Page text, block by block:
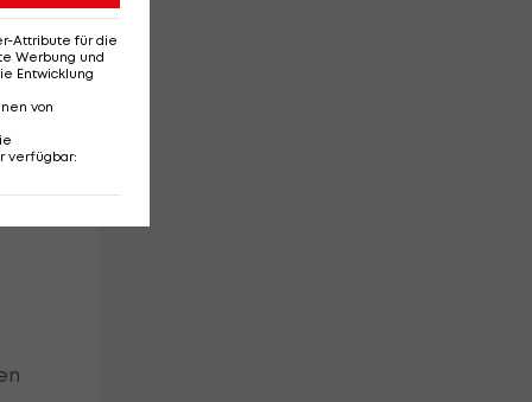
Attribute für die
Werbung und
Entwicklung
von
verfügbar: